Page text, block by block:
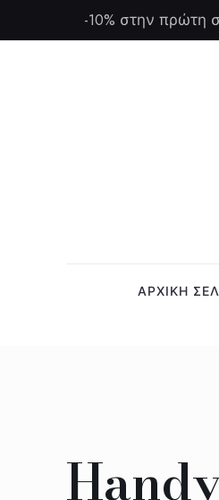
-10% στην πρώτη
ΑΡΧΙΚΗ